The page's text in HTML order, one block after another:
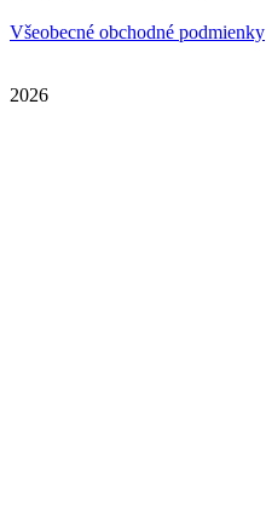
Všeobecné obchodné podmienky
2026